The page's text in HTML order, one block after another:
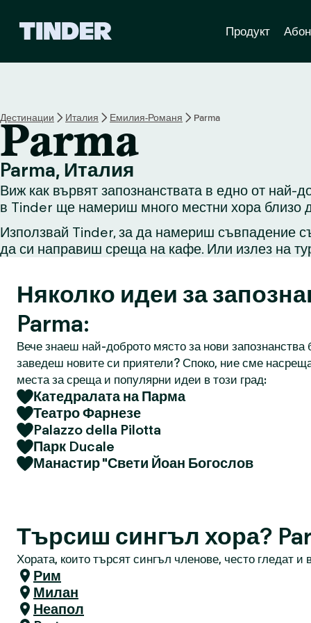
Н
ч
а
л
о
Продукт
Дестинации Италия Емилия-Романя Parma
Parma
Parma, Италия
Виж как вървят запознанствата в едно от
в Tinder ще намериш много местни хора близо
Използвай Tinder, за да намериш съвпадение
да си направиш среща на кафе. Или излез на
Няколко идеи за
Parma:
Вече знаеш най-доброто място за нови
заведеш новите си приятели? Споко, ние сме
места за среща и популярни идеи в този град:
Катедралата на Парма
Театро Фарнезе
Palazzo della Pilotta
Парк Ducale
Манастир "Свети Йоан Богослов
Търсиш сингъл хора?
Хората, които търсят сингъл членове, често гледат и
Рим
Милан
Неапол